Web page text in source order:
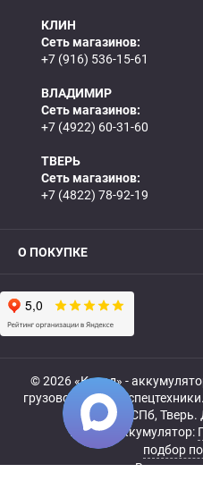
КЛИН
Сеть магазинов:
+7 (916) 536-15-61
ВЛАДИМИР
Сеть магазинов:
+7 (4922) 60-31-60
ТВЕРЬ
Сеть магазинов:
+7 (4822) 78-92-19
О ПОКУПКЕ
© 2026 «Катод» -
грузовой, мото- и
МСК, СПб,
Купить аккумулятор:
подбор
Все права